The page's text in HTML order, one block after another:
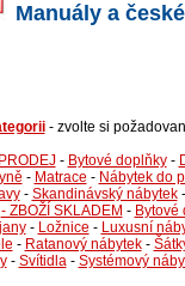
Manuály a
- zvolte si
- Bytové doplňky-
- Matrace - Nábytek do
- Skandinávský nábytek-
- ZBOŽÍ SKLADEM - Bytové
- Ložnice - Luxusní
- Ratanový nábytek-
- Svítidla- Systémový